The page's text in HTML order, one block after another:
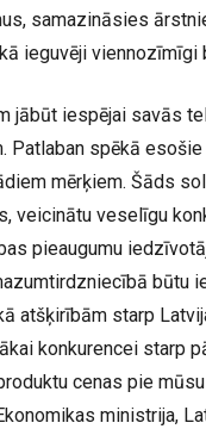
samazināsies
ieguvēji viennozīmīgi
jābūt iespējai savās
Patlaban spēkā
mērķiem. Šāds
veicinātu veselīgu
pieaugumu
būtu
atšķirībām starp
konkurencei starp
cenas pie
ministrija,